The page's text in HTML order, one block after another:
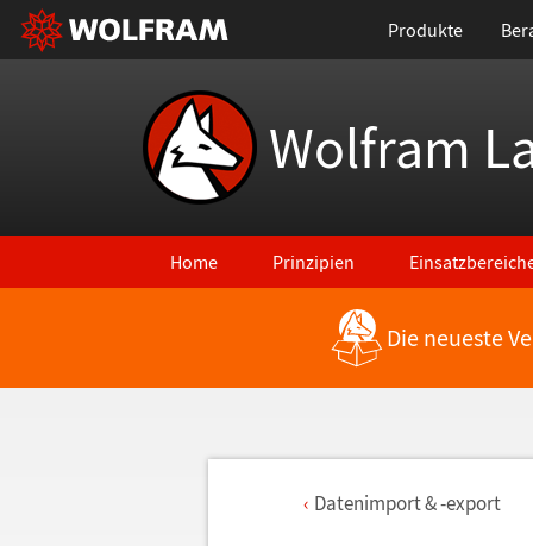
Produkte
Wolfram
Home Prinzipien
Die neueste
Datenimport & -export